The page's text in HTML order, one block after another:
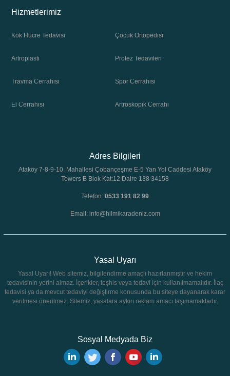
Hizmetlerimiz
Kök Hücre Tedavisi Çocuk Ortopedisi
Artroplasti Protez Tedavileri
Travma Cerrahisi Spor Cerrahisi
El Cerrahisi Artroskopik Cerrahi
Adres Bilgileri
Ataköy 7-8-9-10. Mahallesi Çobançeşme E-5 Yan Yol Caddesi Ataköy
Towers B Blok Kat:12 Daire 138 34158
Telefon: 0533 191 82 99
Email: info@hilmikaradeniz.com
Yasal Uyarı
Yasal Uyarı! Web sitemiz, bilgilendirme amaçlı hazırlanmıştır ve hekim
tedavisinin yerini almaz. İçerikler, teşhis veya tedavi için kullanılmamalıdır. İlaç
tedavisi ya da mevcut tedaviyi değiştirme konusunda bu siteye dayanarak karar
verilmesi önerilmez. Sitemiz, yasalara aykırı reklam amacı taşımamaktadır.
Sosyal Medyada Biz